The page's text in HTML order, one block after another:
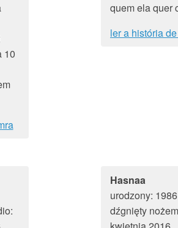
10
quem ela quer
ler a história
Hasnaa
urodzony: 1986
dźgnięty